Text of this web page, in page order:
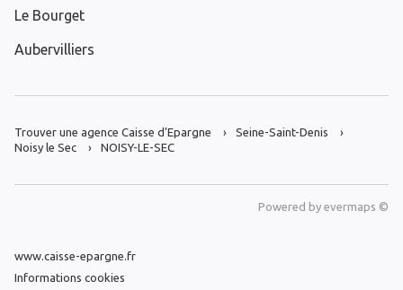
Le Bourget
Aubervilliers
Trouver une agence Caisse d’Epargne
Seine-Saint-Denis
Noisy le Sec
NOISY-LE-SEC
Powered by evermaps ©
www.caisse-epargne.fr
Informations cookies